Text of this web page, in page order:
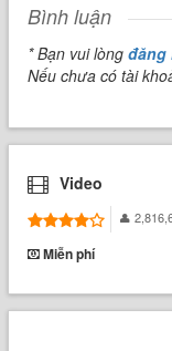
Bình luận
* Bạn vui lòngđăng
Nếu chưa có tài
Video
Miễn phí